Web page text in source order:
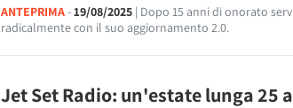
ANTEPRIMA-19/08/2025 | Dopo 15 anni di onorato
radicalmente con il suo aggiornamento 2.0.
Jet Set Radio: un'estate lunga 25